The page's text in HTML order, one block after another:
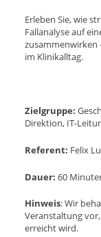
Erleben Sie, wie
Fallanalyse auf
zusammenwirken
im Klinikalltag.
Zielgruppe:
Direktion, IT-
Referent: Felix
Dauer: 60
Hinweis: Wir
Veranstaltung
erreicht wird.